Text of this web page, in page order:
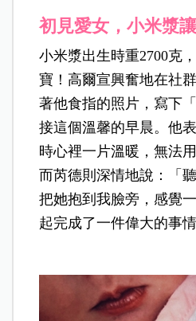
初見愛女，小米漿
小米漿出生時重2700克
寶！高爾宣興奮地在社
著他食指的照片，寫下
接這個溫馨的早晨。他
時心裡一片溫暖，無法
而芮德則深情地說：「
把她抱到我臉旁，感覺
起完成了一件偉大的事情